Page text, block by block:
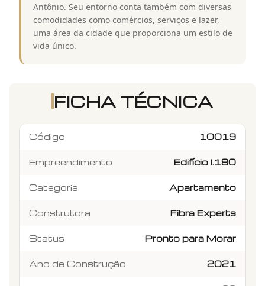
Antônio. Seu entorno conta também com diversas
comodidades como comércios, serviços e lazer,
uma área da cidade que proporciona um estilo de
vida único.
FICHA TÉCNICA
Código 10019
Empreendimento Edifício I.180
Categoria Apartamento
Construtora Fibra Experts
Status Pronto para Morar
Ano de Construção 2021